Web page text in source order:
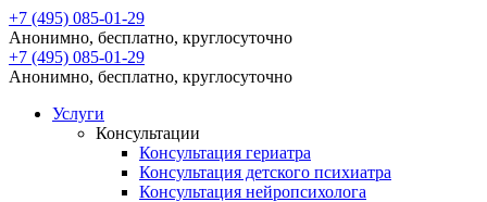
+7 (495) 085-01-29
Анонимно, бесплатно, круглосуточно
+7 (495) 085-01-29
Анонимно, бесплатно, круглосуточно
Услуги
Консультации
Консультация гериатра
Консультация детского психиатра
Консультация нейропсихолога